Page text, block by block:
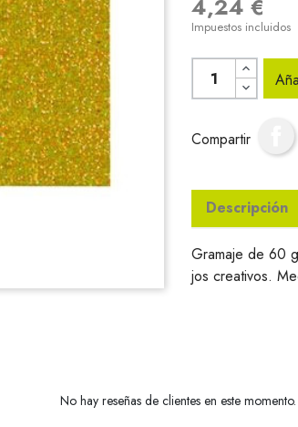
4,24 €
Impuestos incluidos
Compartir
Descripción
Gramaje de 60
jos creativos.
No hay reseñas de clientes en este momento.